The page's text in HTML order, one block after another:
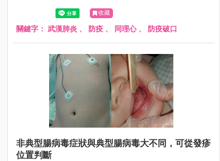
的擴散。在武漢肺炎確診人數突破三位數之後，此時是相當
關鍵的時刻，「急診室小兒科醫師Dr. E」也分享了一段文
章，呼籲大家切勿掉以輕心......
收藏
關鍵字： 武漢肺炎 、 防疫 、 同理心、 防疫破口
非典型腸病毒症狀與典型腸病毒大不同，可從發疹
位置判斷